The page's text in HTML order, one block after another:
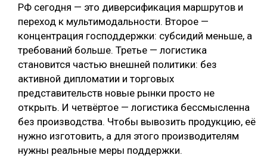
РФ сегодня — это диверсификация маршрутов и
переход к мультимодальности. Второе —
концентрация господдержки: субсидий меньше, а
требований больше. Третье — логистика
становится частью внешней политики: без
активной дипломатии и торговых
представительств новые рынки просто не
открыть. И четвёртое — логистика бессмысленна
без производства. Чтобы вывозить продукцию, её
нужно изготовить, а для этого производителям
нужны реальные меры поддержки.